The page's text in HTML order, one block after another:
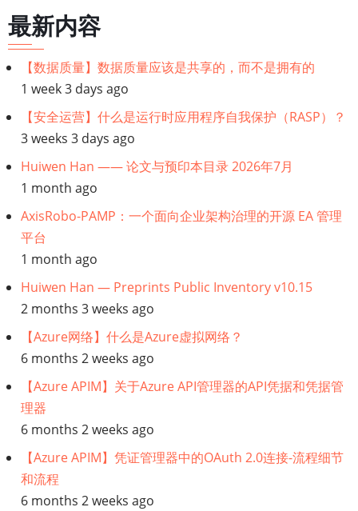
Age
绍
最新内容
【数据质量】数据质量应该是共享的，而不是拥有的
1 week 3 days ago
【安全运营】什么是运行时应用程序自我保护（RASP）？
3 weeks 3 days ago
Huiwen Han —— 论文与预印本目录 2026年7月
1 month ago
AxisRobo-PAMP：一个面向企业架构治理的开源 EA 管理
平台
1 month ago
Huiwen Han — Preprints Public Inventory v10.15
2 months 3 weeks ago
【Azure网络】什么是Azure虚拟网络？
6 months 2 weeks ago
【Azure APIM】关于Azure API管理器的API凭据和凭据管
理器
6 months 2 weeks ago
【Azure APIM】凭证管理器中的OAuth 2.0连接-流程细节
和流程
6 months 2 weeks ago